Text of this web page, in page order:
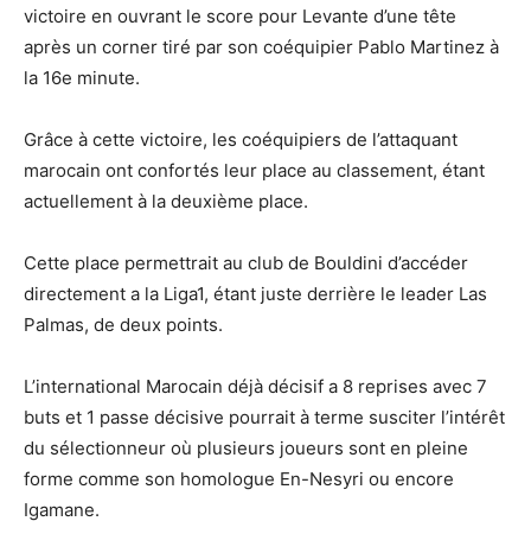
victoire en ouvrant le score pour Levante d’une tête
après un corner tiré par son coéquipier Pablo Martinez à
la 16e minute.
Grâce à cette victoire, les coéquipiers de l’attaquant
marocain ont confortés leur place au classement, étant
actuellement à la deuxième place.
Cette place permettrait au club de Bouldini d’accéder
directement a la Liga1, étant juste derrière le leader Las
Palmas, de deux points.
L’international Marocain déjà décisif a 8 reprises avec 7
buts et 1 passe décisive pourrait à terme susciter l’intérêt
du sélectionneur où plusieurs joueurs sont en pleine
forme comme son homologue En-Nesyri ou encore
Igamane.